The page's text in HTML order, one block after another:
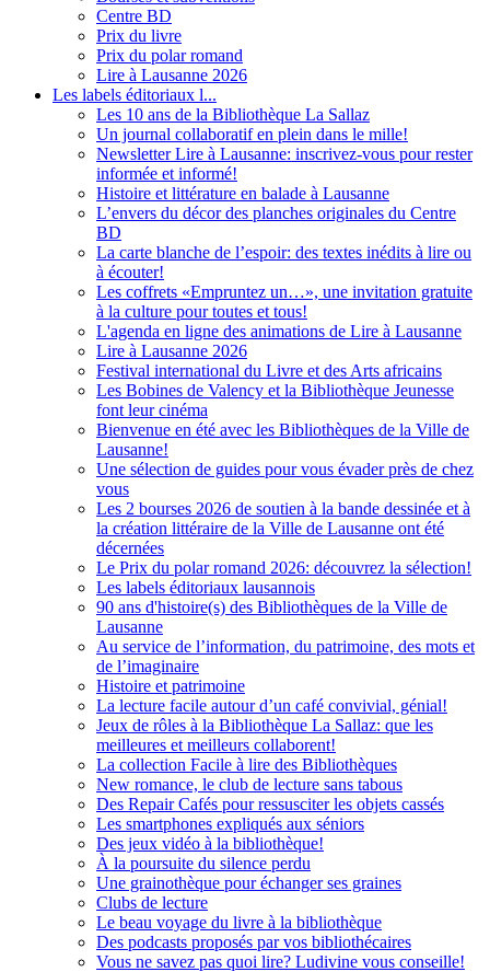
Centre BD
Prix du livre
Prix du polar romand
Lire à Lausanne 2026
Les labels éditoriaux l...
Les 10 ans de la Bibliothèque La Sallaz
Un journal collaboratif en plein dans le mille!
Newsletter Lire à Lausanne: inscrivez-vous pour rester
informée et informé!
Histoire et littérature en balade à Lausanne
L’envers du décor des planches originales du Centre
BD
La carte blanche de l’espoir: des textes inédits à lire ou
à écouter!
Les coffrets «Empruntez un…», une invitation gratuite
à la culture pour toutes et tous!
L'agenda en ligne des animations de Lire à Lausanne
Lire à Lausanne 2026
Festival international du Livre et des Arts africains
Les Bobines de Valency et la Bibliothèque Jeunesse
font leur cinéma
Bienvenue en été avec les Bibliothèques de la Ville de
Lausanne!
Une sélection de guides pour vous évader près de chez
vous
Les 2 bourses 2026 de soutien à la bande dessinée et à
la création littéraire de la Ville de Lausanne ont été
décernées
Le Prix du polar romand 2026: découvrez la sélection!
Les labels éditoriaux lausannois
90 ans d'histoire(s) des Bibliothèques de la Ville de
Lausanne
Au service de l’information, du patrimoine, des mots et
de l’imaginaire
Histoire et patrimoine
La lecture facile autour d’un café convivial, génial!
Jeux de rôles à la Bibliothèque La Sallaz: que les
meilleures et meilleurs collaborent!
La collection Facile à lire des Bibliothèques
New romance, le club de lecture sans tabous
Des Repair Cafés pour ressusciter les objets cassés
Les smartphones expliqués aux séniors
Des jeux vidéo à la bibliothèque!
À la poursuite du silence perdu
Une grainothèque pour échanger ses graines
Clubs de lecture
Le beau voyage du livre à la bibliothèque
Des podcasts proposés par vos bibliothécaires
Vous ne savez pas quoi lire? Ludivine vous conseille!